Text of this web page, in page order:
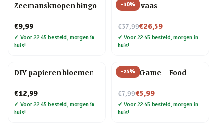
Zeemansknopen bingo
€9,99
✔ Voor 22:45 besteld, morgen in
huis!
-30%
Donut vaas
€37,99
Nu voor€26,59
✔ Voor 22:45 besteld, morgen in
huis!
DIY papieren bloemen
€12,99
✔ Voor 22:45 besteld, morgen in
huis!
-25%
Trivia Game – Food
€7,99
Nu voor€5,99
✔ Voor 22:45 besteld, morgen in
huis!